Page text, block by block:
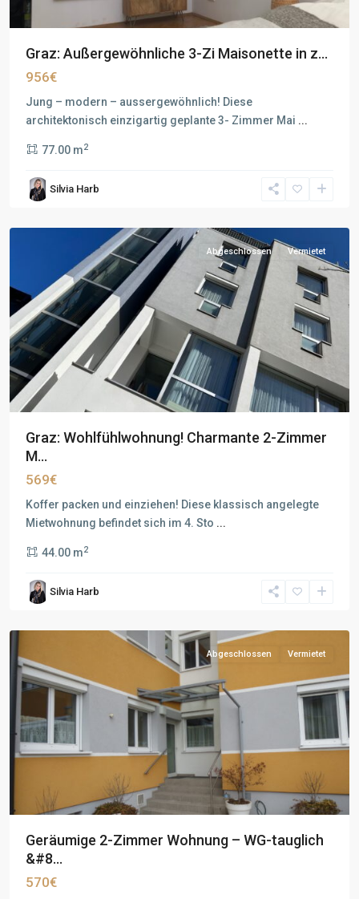
Graz: Außergewöhnliche 3-Zi Maisonette in z...
956€
Jung – modern – aussergewöhnlich! Diese
architektonisch einzigartig geplante 3- Zimmer Mai ...
77.00 m2
Silvia Harb
Abgeschlossen Vermietet
Graz: Wohlfühlwohnung! Charmante 2-Zimmer
M...
569€
Koffer packen und einziehen! Diese klassisch angelegte
Mietwohnung befindet sich im 4. Sto ...
44.00 m2
Silvia Harb
Abgeschlossen Vermietet
Geräumige 2-Zimmer Wohnung – WG-tauglich
&#8...
570€